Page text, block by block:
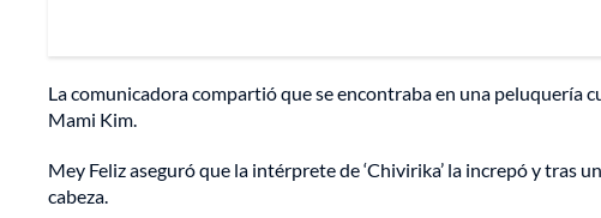
La comunicadora compartió que se encontraba en una peluquería
Mami Kim.
Mey Feliz aseguró que la intérprete de ‘Chivirika’ la increpó y tras
cabeza.